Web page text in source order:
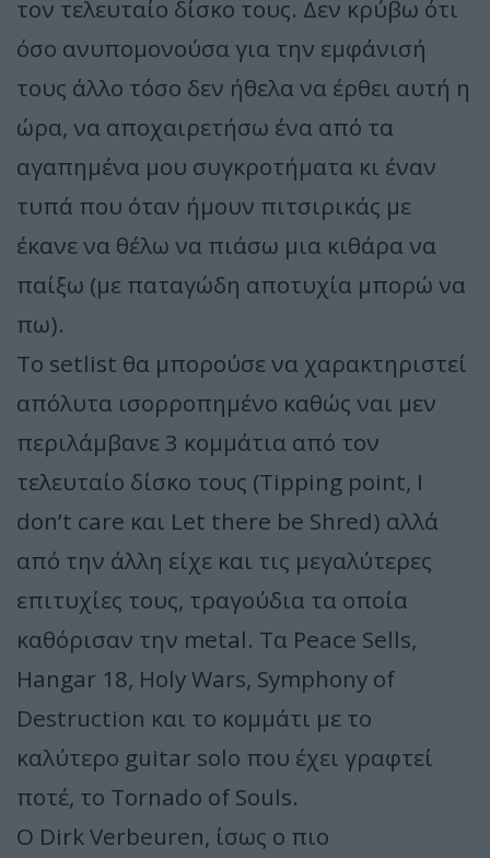
τον τελευταίο δίσκο τους. Δεν κρύβω ότι
όσο ανυπομονούσα για την εμφάνισή
τους άλλο τόσο δεν ήθελα να έρθει αυτή η
ώρα, να αποχαιρετήσω ένα από τα
αγαπημένα μου συγκροτήματα κι έναν
τυπά που όταν ήμουν πιτσιρικάς με
έκανε να θέλω να πιάσω μια κιθάρα να
παίξω (με παταγώδη αποτυχία μπορώ να
πω).
Το setlist θα μπορούσε να χαρακτηριστεί
απόλυτα ισορροπημένο καθώς ναι μεν
περιλάμβανε 3 κομμάτια από τον
τελευταίο δίσκο τους (Tipping point, I
don’t care και Let there be Shred) αλλά
από την άλλη είχε και τις μεγαλύτερες
επιτυχίες τους, τραγούδια τα οποία
καθόρισαν την metal. Τα Peace Sells,
Hangar 18, Holy Wars, Symphony of
Destruction και το κομμάτι με το
καλύτερο guitar solo που έχει γραφτεί
ποτέ, το Tornado of Souls.
Ο Dirk Verbeuren, ίσως ο πιο